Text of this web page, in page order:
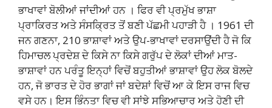
ਭਾਖਾਵਾਂ ਬੋਲੀਆਂ ਜਾਂਦੀਆਂ ਹਨ । ਫਿਰ ਵੀ ਪ੍ਰਮੁੱਖ ਭਾਸ਼ਾ
ਪ੍ਰਾਕਿਰਤ ਅਤੇ ਸੰਸਕ੍ਰਿਤ ਤੋਂ ਬਣੀ ਪੱਛਮੀ ਪਹਾੜੀ ਹੈ । 1961 ਦੀ
ਜਨ ਗਣਨਾ, 210 ਭਾਸ਼ਾਵਾਂ ਅਤੇ ਉਪ-ਭਾਖਾਵਾਂ ਦਰਸਾਉਂਦੀ ਹੈ ਜੋ ਕਿ
ਹਿਮਾਚਲ ਪ੍ਰਦੇਸ਼ ਦੇ ਕਿਸੇ ਨਾ ਕਿਸੇ ਗਰੁੱਪ ਦੇ ਲੋਕਾਂ ਦੀਆਂ ਮਾਤ-
ਭਾਸ਼ਾਵਾਂ ਹਨ ਪਰੰਤੂ ਇਨ੍ਹਾਂ ਵਿਚੋਂ ਬਹੁਤੀਆਂ ਭਾਸ਼ਾਵਾਂ ਉਹ ਲੋਕ ਬੋਲਦੇ
ਹਨ, ਜੋ ਭਾਰਤ ਦੇ ਹੋਰ ਭਾਗਾਂ ਜਾਂ ਬਦੇਸ਼ਾਂ ਵਿਚੋਂ ਆ ਕੇ ਇਸ ਰਾਜ ਵਿਚ
ਵਸੇ ਹਨ। ਇਸ ਭਿੰਨਤਾ ਵਿਚ ਵੀ ਸਾਂਝੇ ਸਭਿਆਚਾਰ ਅਤੇ ਹੋਣੀ ਦੀ